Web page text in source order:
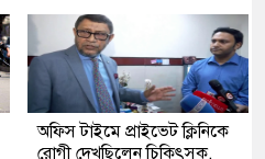
অফিস টাইমে প্রাইভেট ক্লিনিকে
রোগী দেখছিলেন চিকিৎসক,